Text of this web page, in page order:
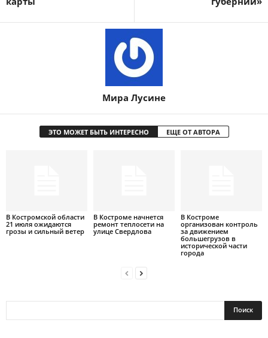
Мира Лусине
ЭТО МОЖЕТ БЫТЬ ИНТЕРЕСНО ЕЩЕ ОТ АВТОРА
В Костромской области
21 июля ожидаются
грозы и сильный ветер
В Костроме начнется
ремонт теплосети на
улице Свердлова
В Костроме
организован контроль
за движением
большегрузов в
исторической части
города